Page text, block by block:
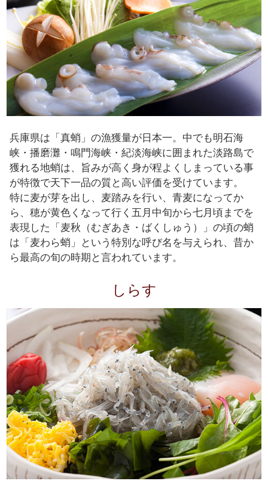
兵庫県は「真蛸」の漁獲量が日本一。中でも明石海
峡・播磨灘・鳴門海峡・紀淡海峡に囲まれた淡路島で
獲れる地蛸は、旨みが高く身が程よくしまっている事
が特徴で天下一品の質と高い評価を受けています。
特に麦が芽を出し、麦踏みを行い、青麦になってか
ら、穂が黄色くなって行く五月中旬から七月頃までを
表現した「麦秋（むぎあき・ばくしゅう）」の頃の蛸
は「麦わら蛸」という特別な呼び名を与えられ、昔か
ら最高の旬の時期と言われています。
しらす